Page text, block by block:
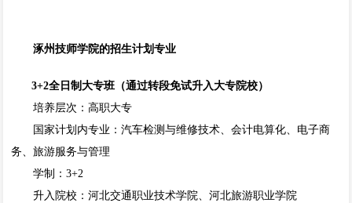
涿州技师学院的招生计划专业
3+2全日制大专班（通过转段免试升入大专院校）
培养层次：高职大专
国家计划内专业：汽车检测与维修技术、会计电算化、电子商
务、旅游服务与管理
学制：3+2
升入院校：河北交通职业技术学院、河北旅游职业学院